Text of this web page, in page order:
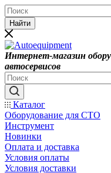
Найти
Интернет-магазин
автосервисов
Каталог
Оборудование для СТО
Инструмент
Новинки
Оплата и доставка
Условия оплаты
Условия доставки